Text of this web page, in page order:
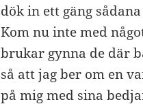
dök in ett gäng
Kom nu inte med
brukar gynna de där
så att jag ber om en
på mig med sina